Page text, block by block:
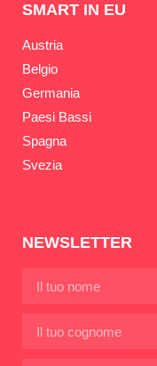
SMART IN EU
Austria
Belgio
Germania
Paesi Bassi
Spagna
Svezia
NEWSLETTER